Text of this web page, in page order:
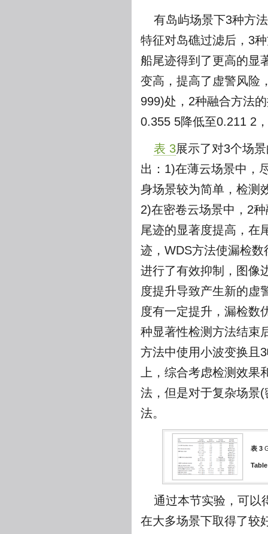
有岛屿场景下3种方
特征对岛礁过滤后，3
船尾迹得到了更高的显
变高，提高了虚警风险
999)处，2种融合方法
0.355 5降低至0.211 2
表 3展示了对3个场
出：1)在薄云场景中，
身场景较为简单，检测
2)在密卷云场景中，2
尾迹的显著度提高，在
迹，WDS方法使漏检
进行了有效抑制，图像
度提升导致产生新的虚
度有一定提升，漏检数
种显著性检测方法结束
方法中使用小波变换且
上，综合考虑检测效
法，但是对于复杂场景
法。
表 3
通过本节实验，可以
在大多场景下取得了较